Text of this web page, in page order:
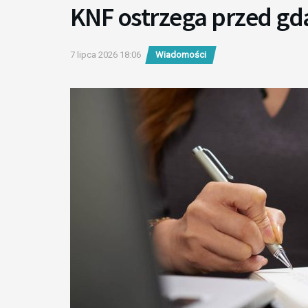
KNF ostrzega przed
7 lipca 2026 18:06 Wiadomości